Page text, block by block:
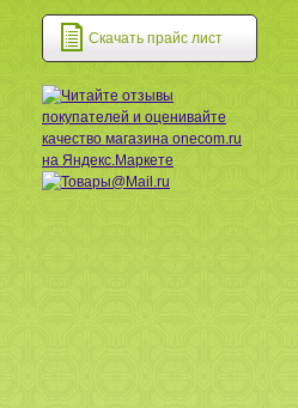
Скачать прайс лист